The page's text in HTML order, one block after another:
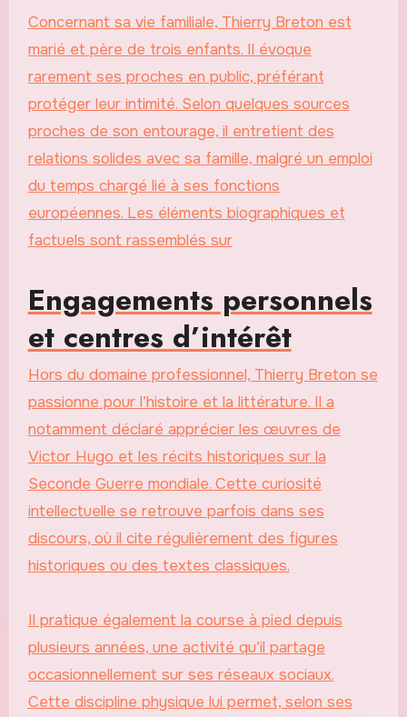
Concernant sa vie familiale, Thierry Breton est
marié et père de trois enfants. Il évoque
rarement ses proches en public, préférant
protéger leur intimité. Selon quelques sources
proches de son entourage, il entretient des
relations solides avec sa famille, malgré un emploi
du temps chargé lié à ses fonctions
européennes. Les éléments biographiques et
factuels sont rassemblés sur
Engagements personnels
et centres d’intérêt
Hors du domaine professionnel, Thierry Breton se
passionne pour l’histoire et la littérature. Il a
notamment déclaré apprécier les œuvres de
Victor Hugo et les récits historiques sur la
Seconde Guerre mondiale. Cette curiosité
intellectuelle se retrouve parfois dans ses
discours, où il cite régulièrement des figures
historiques ou des textes classiques.
Il pratique également la course à pied depuis
plusieurs années, une activité qu’il partage
occasionnellement sur ses réseaux sociaux.
Cette discipline physique lui permet, selon ses